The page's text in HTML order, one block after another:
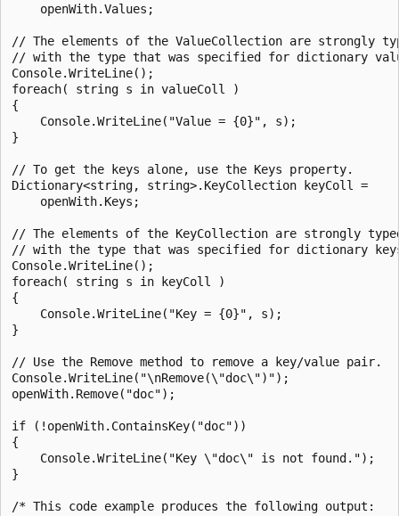
    openWith.Values;
// The elements of the ValueCollection are strongly
// with the type that was specified for dictionary
Console.WriteLine();
foreach( string s in valueColl )
{
    Console.WriteLine("Value = {0}", s);
}
// To get the keys alone, use the Keys property.
Dictionary<string, string>.KeyCollection keyColl =
    openWith.Keys;
// The elements of the KeyCollection are strongly
// with the type that was specified for dictionary
Console.WriteLine();
foreach( string s in keyColl )
{
    Console.WriteLine("Key = {0}", s);
}
// Use the Remove method to remove a key/value pair.
Console.WriteLine("\nRemove(\"doc\")");
openWith.Remove("doc");
if (!openWith.ContainsKey("doc"))
{
    Console.WriteLine("Key \"doc\" is not found.");
}
/* This code example produces the following output: